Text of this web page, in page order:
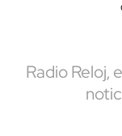
Radio Reloj,